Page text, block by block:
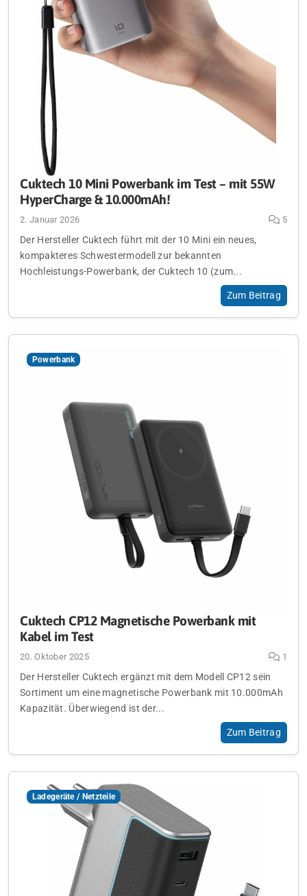
Cuktech 10 Mini Powerbank im Test – mit 55W
HyperCharge & 10.000mAh!
2. Januar 2026 5
Der Hersteller Cuktech führt mit der 10 Mini ein neues,
kompakteres Schwestermodell zur bekannten
Hochleistungs-Powerbank, der Cuktech 10 (zum...
Zum Beitrag
Powerbank
Cuktech CP12 Magnetische Powerbank mit
Kabel im Test
20. Oktober 2025 1
Der Hersteller Cuktech ergänzt mit dem Modell CP12 sein
Sortiment um eine magnetische Powerbank mit 10.000mAh
Kapazität. Überwiegend ist der...
Zum Beitrag
Ladegeräte / Netzteile